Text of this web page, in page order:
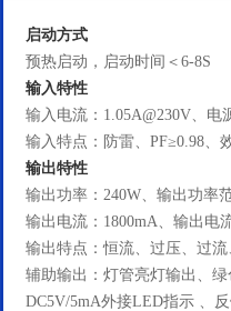
启动方式
预热启动，启动时间＜6-8S
输入特性
输入电流：1.05A@230V、电
输入特点：防雷、PF≥0.98、
输出特性
输出功率：240W、输出功率
输出电流：1800mA、输出电
输出特点：恒流、过压、过
辅助输出：灯管亮灯输出、
DC5V/5mA外接LED指示 、